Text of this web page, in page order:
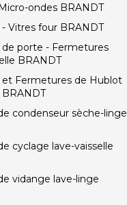
ondes BRANDT
Vitres four BRANDT
de porte - Fermetures
BRANDT
et Fermetures de Hublot
condenseur sèche-linge
cyclage lave-vaisselle
vidange lave-linge